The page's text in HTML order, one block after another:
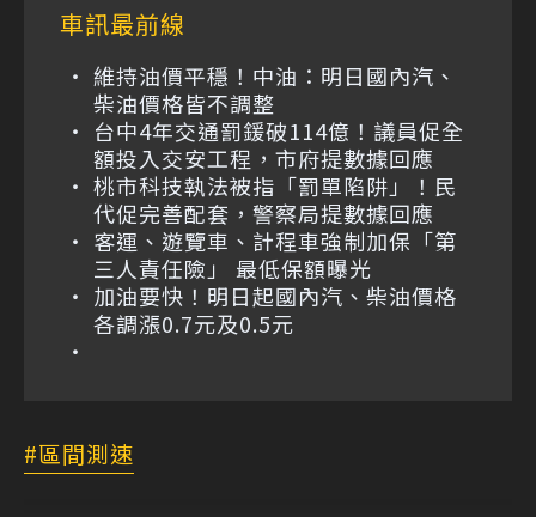
車訊最前線
維持油價平穩！中油：明日國內汽、
柴油價格皆不調整
台中4年交通罰鍰破114億！議員促全
額投入交安工程，市府提數據回應
桃市科技執法被指「罰單陷阱」！民
代促完善配套，警察局提數據回應
客運、遊覽車、計程車強制加保「第
三人責任險」 最低保額曝光
加油要快！明日起國內汽、柴油價格
各調漲0.7元及0.5元
區間測速